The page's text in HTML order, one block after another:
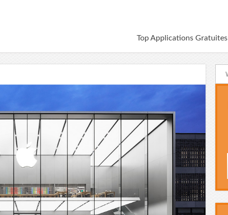
Top Applications Gratuites